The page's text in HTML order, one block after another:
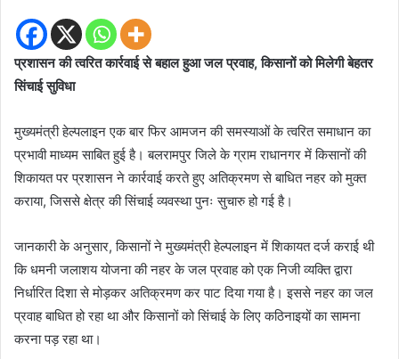
प्रशासन की त्वरित कार्रवाई से बहाल हुआ जल प्रवाह, किसानों को मिलेगी बेहतर
सिंचाई सुविधा
मुख्यमंत्री हेल्पलाइन एक बार फिर आमजन की समस्याओं के त्वरित समाधान का
प्रभावी माध्यम साबित हुई है। बलरामपुर जिले के ग्राम राधानगर में किसानों की
शिकायत पर प्रशासन ने कार्रवाई करते हुए अतिक्रमण से बाधित नहर को मुक्त
कराया, जिससे क्षेत्र की सिंचाई व्यवस्था पुनः सुचारु हो गई है।
जानकारी के अनुसार, किसानों ने मुख्यमंत्री हेल्पलाइन में शिकायत दर्ज कराई थी
कि धमनी जलाशय योजना की नहर के जल प्रवाह को एक निजी व्यक्ति द्वारा
निर्धारित दिशा से मोड़कर अतिक्रमण कर पाट दिया गया है। इससे नहर का जल
प्रवाह बाधित हो रहा था और किसानों को सिंचाई के लिए कठिनाइयों का सामना
करना पड़ रहा था।